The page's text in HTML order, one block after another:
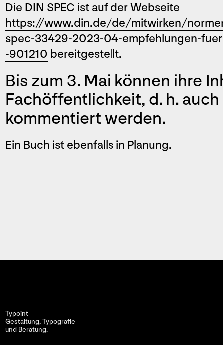
Die DIN SPEC ist auf der Webseite
https://www.din.de/de/mitwirken/
spec-33429-2023-04-empfehlungen-
-901210 bereitgestellt.
Bis zum 3. Mai können ihre
Fachöffentlichkeit, d. h.
kommentiert werden.
Ein Buch ist ebenfalls in Planung.
Typoint —
Gestaltung, Typografie
und Beratung.